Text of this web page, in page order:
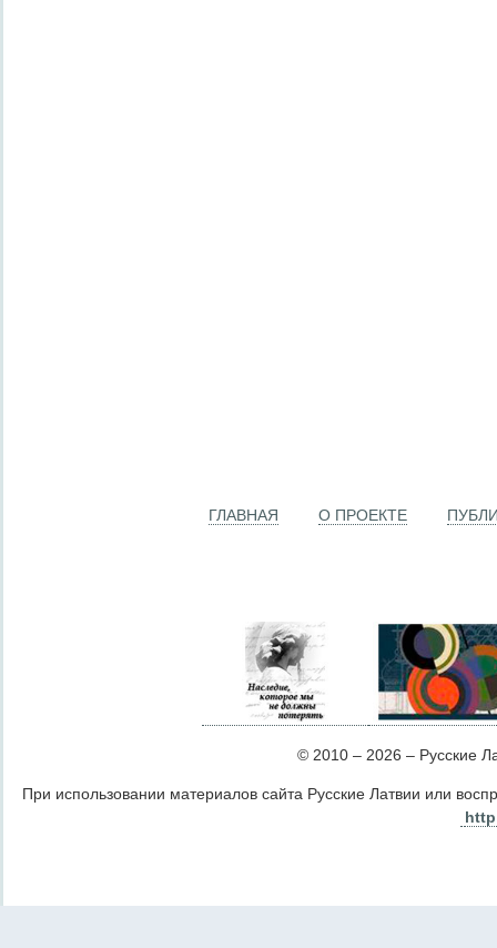
ГЛАВНАЯ О ПРОЕКТЕ
© 2010 – 2026 – Русские
При использовании материалов сайта Русские Латвии или